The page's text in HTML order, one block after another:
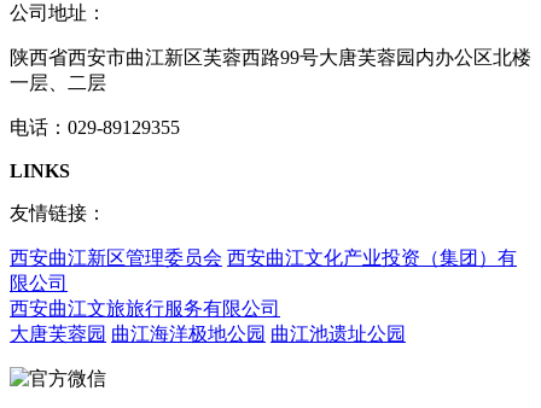
公司地址：
陕西省西安市曲江新区芙蓉西路99号大唐芙蓉园内办公区北楼
一层、二层
电话：029-89129355
LINKS
友情链接：
西安曲江新区管理委员会 西安曲江文化产业投资（集团）有
限公司
西安曲江文旅旅行服务有限公司
大唐芙蓉园 曲江海洋极地公园 曲江池遗址公园